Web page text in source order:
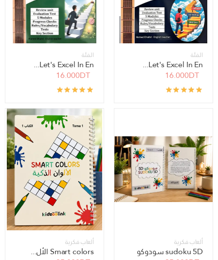
الفئة
Let's Excel In En...
16.000DT
الفئة
Let's Excel In En...
16.000DT
ألعاب فكرية
sudoku 5D سودوكو
ألعاب فكرية
Smart colors الأل...